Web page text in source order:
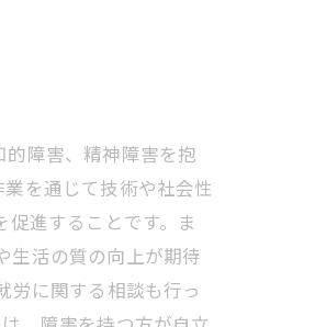
障害、精神障害を抱
を通じて技術や社会性
進することです。ま
生活の質の向上が期待
労に関する相談も行っ